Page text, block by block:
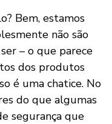
Bem, estamos
não são
– o que parece
dos produtos
é uma chatice. No
do que algumas
segurança que